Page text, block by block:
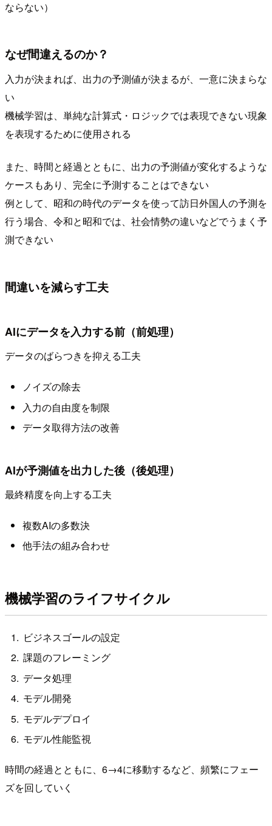
ならない）
なぜ間違えるのか？
入力が決まれば、出力の予測値が決まるが、一意に決まらな
い
機械学習は、単純な計算式・ロジックでは表現できない現象
を表現するために使用される
また、時間と経過とともに、出力の予測値が変化するような
ケースもあり、完全に予測することはできない
例として、昭和の時代のデータを使って訪日外国人の予測を
行う場合、令和と昭和では、社会情勢の違いなどでうまく予
測できない
間違いを減らす工夫
AIにデータを入力する前（前処理）
データのばらつきを抑える工夫
ノイズの除去
入力の自由度を制限
データ取得方法の改善
AIが予測値を出力した後（後処理）
最終精度を向上する工夫
複数AIの多数決
他手法の組み合わせ
機械学習のライフサイクル
ビジネスゴールの設定
課題のフレーミング
データ処理
モデル開発
モデルデプロイ
モデル性能監視
時間の経過とともに、6→4に移動するなど、頻繁にフェー
ズを回していく